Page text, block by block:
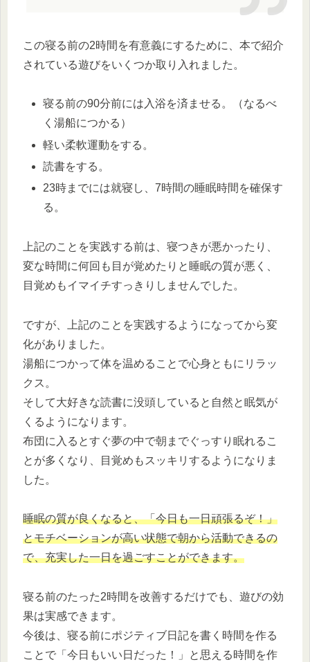
この寝る前の2時間を有意義にするために、本で紹介
されている遊びをいくつか取り入れました。
寝る前の90分前には入浴を済ませる。（なるべ
く湯船につかる）
軽い柔軟運動をする。
読書をする。
23時までには就寝し、7時間の睡眠時間を確保す
る。
上記のことを実践する前は、寝つきが悪かったり、
変な時間に何回も目が覚めたりと睡眠の質が悪く、
目覚めもイマイチすっきりしませんでした。
ですが、上記のことを実践するようになってから変
化がありました。
湯船につかって体を温めることで心身ともにリラッ
クス。
そして大好きな読書に没頭していると自然と眠気が
くるようになります。
布団に入るとすぐ夢の中で朝までぐっすり眠れるこ
とが多くなり、目覚めもスッキリするようになりま
した。
睡眠の質が良くなると、「今日も一日頑張るぞ！」
とモチベーションが高い状態で朝から活動できるの
で、充実した一日を過ごすことができます。
寝る前のたった2時間を改善するだけでも、遊びの効
果は実感できます。
今後は、寝る前にポジティブ日記を書く時間を作る
ことで「今日もいい日だった！」と思える時間を作